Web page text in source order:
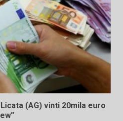
(AG) vinti 20mila euro